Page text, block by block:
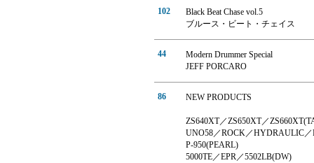
102
Black Beat Chase vol.5
ブルース・ビート・チェイス
44
Modern Drummer Special
JEFF PORCARO
86 NEW PRODUCTS
ZS640XT／ZS650XT／
UNO58／ROCK／HYDRAULIC／
P-950(PEARL)
5000TE／EPR／5502LB(DW)